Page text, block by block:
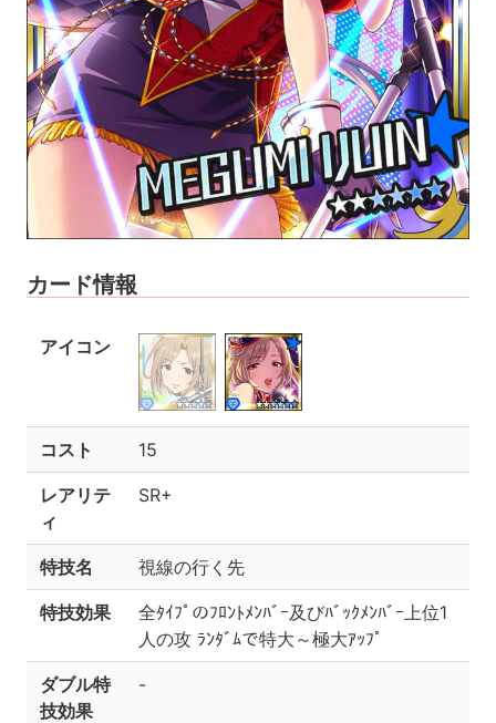
カード情報
アイコン
コスト 15
レアリテ
ィ
SR+
特技名 視線の行く先
特技効果
全ﾀｲﾌﾟのﾌﾛﾝﾄﾒﾝﾊﾞｰ及びﾊﾞｯｸﾒﾝﾊﾞｰ上位1
人の攻 ﾗﾝﾀﾞﾑで特大～極大ｱｯﾌﾟ
ダブル特
技効果
-